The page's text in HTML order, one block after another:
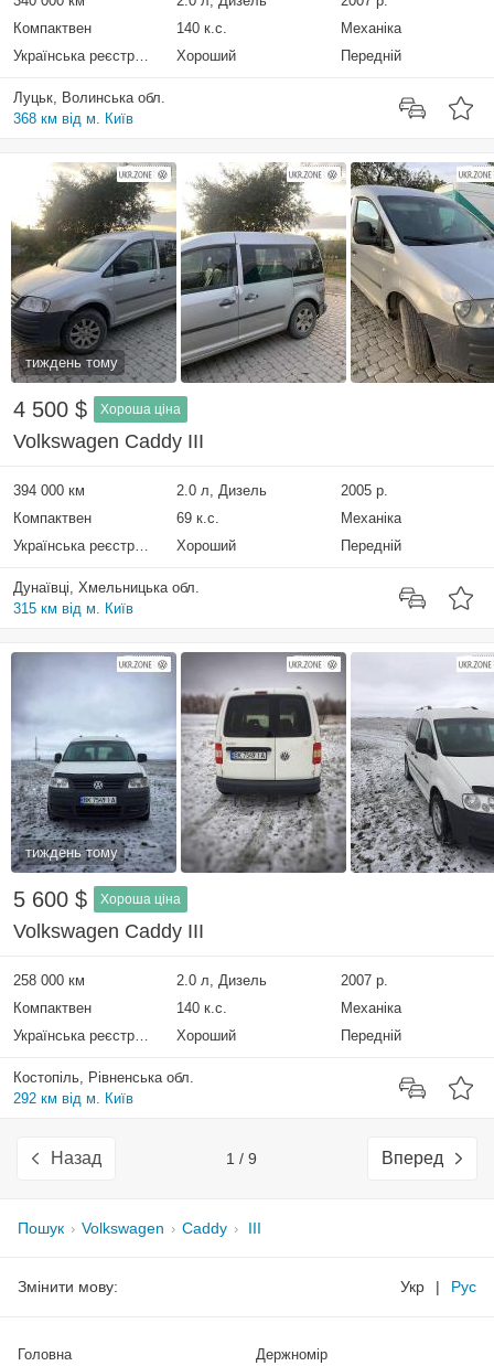
Компактвен
140 к.с.
Механіка
Українська реєстрація
Хороший Передній
Луцьк, Волинська обл.
368 км від м. Київ
тиждень тому
4 500 $ Хороша ціна
Volkswagen Caddy III
394 000 км 2.0 л, Дизель
2005 р.
Компактвен
69 к.с.
Механіка
Українська реєстрація
Хороший Передній
Дунаївці, Хмельницька обл.
315 км від м. Київ
тиждень тому
5 600 $ Хороша ціна
Volkswagen Caddy III
258 000 км 2.0 л, Дизель
2007 р.
Компактвен
140 к.с.
Механіка
Українська реєстрація
Хороший Передній
Костопіль, Рівненська обл.
292 км від м. Київ
Назад 1 / 9 Вперед
Пошук Volkswagen Caddy III
Змінити мову: Укр | Рус
Головна Держномір